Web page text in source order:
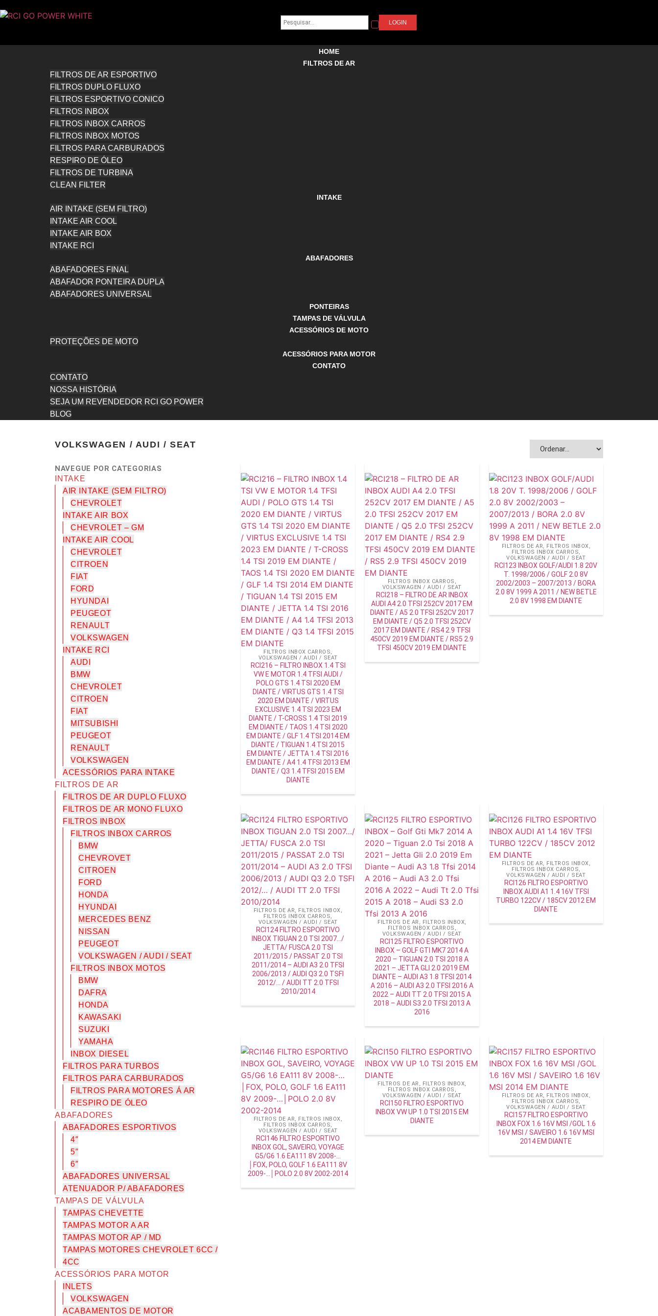
LOGIN
HOME
FILTROS DE AR
FILTROS DE AR ESPORTIVO
FILTROS DUPLO FLUXO
FILTROS ESPORTIVO CONICO
FILTROS INBOX
FILTROS INBOX CARROS
FILTROS INBOX MOTOS
FILTROS PARA CARBURADOS
RESPIRO DE ÓLEO
FILTROS DE TURBINA
CLEAN FILTER
INTAKE
AIR INTAKE (SEM FILTRO)
INTAKE AIR COOL
INTAKE AIR BOX
INTAKE RCI
ABAFADORES
ABAFADORES FINAL
ABAFADOR PONTEIRA DUPLA
ABAFADORES UNIVERSAL
PONTEIRAS
TAMPAS DE VÁLVULA
ACESSÓRIOS DE MOTO
PROTEÇÕES DE MOTO
ACESSÓRIOS PARA MOTOR
CONTATO
CONTATO
NOSSA HISTÓRIA
SEJA UM REVENDEDOR RCI GO POWER
BLOG
VOLKSWAGEN / AUDI / SEAT
NAVEGUE POR CATEGORIAS
INTAKE
AIR INTAKE (SEM FILTRO)
CHEVROLET
INTAKE AIR BOX
CHEVROLET – GM
INTAKE AIR COOL
CHEVROLET
CITROEN
FIAT
FORD
HYUNDAI
PEUGEOT
RENAULT
VOLKSWAGEN
INTAKE RCI
AUDI
BMW
CHEVROLET
CITROEN
FIAT
MITSUBISHI
PEUGEOT
RENAULT
VOLKSWAGEN
ACESSÓRIOS PARA INTAKE
FILTROS DE AR
FILTROS DE AR DUPLO FLUXO
FILTROS DE AR MONO FLUXO
FILTROS INBOX
FILTROS INBOX CARROS
BMW
CHEVROVET
CITROEN
FORD
HONDA
HYUNDAI
MERCEDES BENZ
NISSAN
PEUGEOT
VOLKSWAGEN / AUDI / SEAT
FILTROS INBOX MOTOS
BMW
DAFRA
HONDA
KAWASAKI
SUZUKI
YAMAHA
INBOX DIESEL
FILTROS PARA TURBOS
FILTROS PARA CARBURADOS
FILTROS PARA MOTORES Á AR
RESPIRO DE ÓLEO
ABAFADORES
ABAFADORES ESPORTIVOS
4″
5″
6″
ABAFADORES UNIVERSAL
ATENUADOR P/ ABAFADORES
TAMPAS DE VÁLVULA
TAMPAS CHEVETTE
TAMPAS MOTOR A AR
TAMPAS MOTOR AP / MD
TAMPAS MOTORES CHEVROLET 6CC /
4CC
ACESSÓRIOS PARA MOTOR
INLETS
VOLKSWAGEN
ACABAMENTOS DE MOTOR
FILTROS INBOX CARROS,
VOLKSWAGEN / AUDI / SEAT
RCI216 – FILTRO INBOX 1.4 TSI
VW E MOTOR 1.4 TFSI AUDI /
POLO GTS 1.4 TSI 2020 EM
DIANTE / VIRTUS GTS 1.4 TSI
2020 EM DIANTE / VIRTUS
EXCLUSIVE 1.4 TSI 2023 EM
DIANTE / T-CROSS 1.4 TSI 2019
EM DIANTE / TAOS 1.4 TSI 2020
EM DIANTE / GLF 1.4 TSI 2014 EM
DIANTE / TIGUAN 1.4 TSI 2015
EM DIANTE / JETTA 1.4 TSI 2016
EM DIANTE / A4 1.4 TFSI 2013 EM
DIANTE / Q3 1.4 TFSI 2015 EM
DIANTE
FILTROS INBOX CARROS ,
VOLKSWAGEN / AUDI / SEAT
RCI218 – FILTRO DE AR INBOX
AUDI A4 2.0 TFSI 252CV 2017 EM
DIANTE / A5 2.0 TFSI 252CV 2017
EM DIANTE / Q5 2.0 TFSI 252CV
2017 EM DIANTE / RS4 2.9 TFSI
450CV 2019 EM DIANTE / RS5 2.9
TFSI 450CV 2019 EM DIANTE
FILTROS DE AR, FILTROS INBOX,
FILTROS INBOX CARROS,
VOLKSWAGEN / AUDI / SEAT
RCI123 INBOX GOLF/AUDI 1.8 20V
T. 1998/2006 / GOLF 2.0 8V
2002/2003 – 2007/2013 / BORA
2.0 8V 1999 A 2011 / NEW BETLE
2.0 8V 1998 EM DIANTE
FILTROS DE AR, FILTROS INBOX,
FILTROS INBOX CARROS,
VOLKSWAGEN / AUDI / SEAT
RCI124 FILTRO ESPORTIVO
INBOX TIGUAN 2.0 TSI 2007…/
JETTA/ FUSCA 2.0 TSI
2011/2015 / PASSAT 2.0 TSI
2011/2014 – AUDI A3 2.0 TFSI
2006/2013 / AUDI Q3 2.0 TSFI
2012/… / AUDI TT 2.0 TFSI
2010/2014
FILTROS DE AR , FILTROS INBOX,
FILTROS INBOX CARROS ,
VOLKSWAGEN / AUDI / SEAT
RCI125 FILTRO ESPORTIVO
INBOX – GOLF GTI MK7 2014 A
2020 – TIGUAN 2.0 TSI 2018 A
2021 – JETTA GLI 2.0 2019 EM
DIANTE – AUDI A3 1.8 TFSI 2014
A 2016 – AUDI A3 2.0 TFSI 2016 A
2022 – AUDI TT 2.0 TFSI 2015 A
2018 – AUDI S3 2.0 TFSI 2013 A
2016
FILTROS DE AR, FILTROS INBOX,
FILTROS INBOX CARROS,
VOLKSWAGEN / AUDI / SEAT
RCI126 FILTRO ESPORTIVO
INBOX AUDI A1 1.4 16V TFSI
TURBO 122CV / 185CV 2012 EM
DIANTE
FILTROS DE AR, FILTROS INBOX,
FILTROS INBOX CARROS,
VOLKSWAGEN / AUDI / SEAT
RCI146 FILTRO ESPORTIVO
INBOX GOL, SAVEIRO, VOYAGE
G5/G6 1.6 EA111 8V 2008-…
│FOX, POLO, GOLF 1.6 EA111 8V
2009-…│POLO 2.0 8V 2002-2014
FILTROS DE AR , FILTROS INBOX,
FILTROS INBOX CARROS ,
VOLKSWAGEN / AUDI / SEAT
RCI150 FILTRO ESPORTIVO
INBOX VW UP 1.0 TSI 2015 EM
DIANTE
FILTROS DE AR, FILTROS INBOX,
FILTROS INBOX CARROS,
VOLKSWAGEN / AUDI / SEAT
RCI157 FILTRO ESPORTIVO
INBOX FOX 1.6 16V MSI /GOL 1.6
16V MSI / SAVEIRO 1.6 16V MSI
2014 EM DIANTE